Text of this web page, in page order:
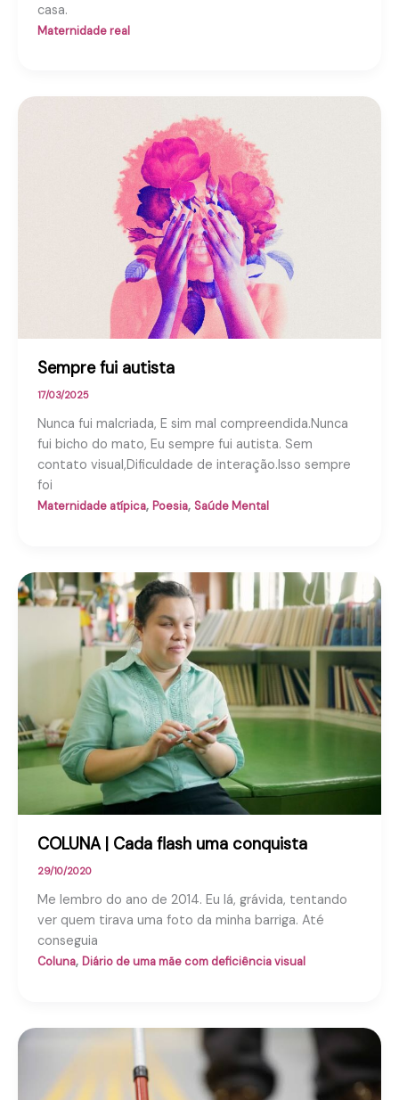
casa.
Maternidade real
Sempre fui autista
17/03/2025
Nunca fui malcriada, E sim mal compreendida.Nunca
fui bicho do mato, Eu sempre fui autista. Sem
contato visual,Dificuldade de interação.Isso sempre
foi
Maternidade atípica, Poesia, Saúde Mental
COLUNA | Cada flash uma conquista
29/10/2020
Me lembro do ano de 2014. Eu lá, grávida, tentando
ver quem tirava uma foto da minha barriga. Até
conseguia
Coluna, Diário de uma mãe com deficiência visual